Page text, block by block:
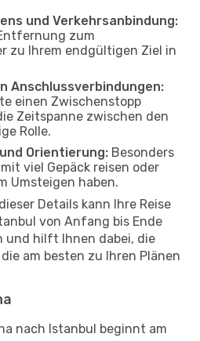
und Verkehrsanbindung:
zum
zu Ihrem endgültigen Ziel in
Anschlussverbindungen:
einen Zwischenstopp
Zeitspanne zwischen den
Rolle.
Orientierung: Besonders
viel Gepäck reisen oder
Umsteigen haben.
Details kann Ihre Reise
von Anfang bis Ende
und hilft Ihnen dabei, die
am besten zu Ihren Plänen
nach Istanbul beginnt am